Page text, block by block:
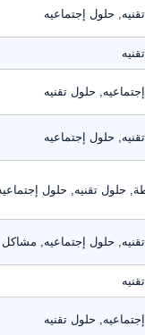
حلول إجتماعيه
حلول تقنيه
حلول إجتماعيه
حلول تقنيه, حلول إجتماعيه
حلول إجتماعيه, مشاكل
حلول تقنيه